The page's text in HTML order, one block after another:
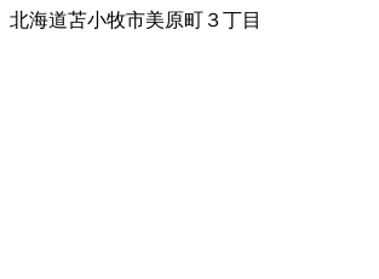
北海道苫小牧市美原町３丁目